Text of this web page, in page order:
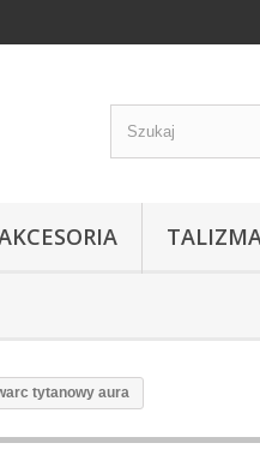
tytanowy aura